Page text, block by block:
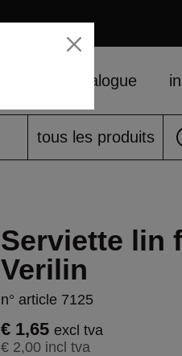
catalogue
tous les produits
Serviette lin
Verilin
n° article 7125
€ 1,65 excl tva
€ 2,00 incl tva